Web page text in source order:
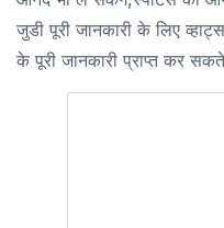
जुडी पूरी जानकारी के लिए
के पूरी जानकारी प्राप्त कर